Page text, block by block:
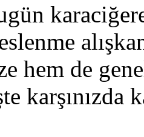
hem de
karşınızda